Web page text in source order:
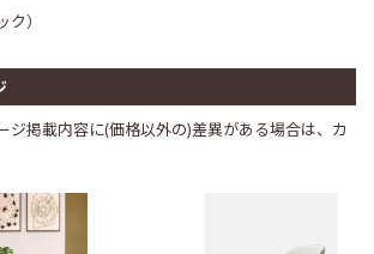
）
ジ掲載内容に(価格以外の)差異がある場合は、カ